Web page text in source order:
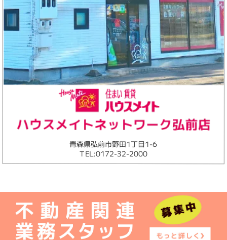
青森県弘前市野田1丁目1-6
TEL:0172-32-2000